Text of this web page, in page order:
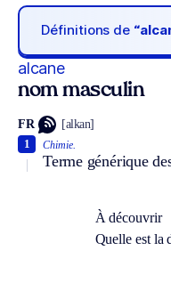
Définitions de
alcane
nom masculin
FR [alkan]
Chimie.
Terme générique
1
À découvrir
Quelle est la